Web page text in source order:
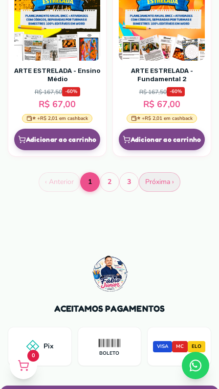
ARTE ESTRELADA - Ensino
Médio
R$ 167,50 -60%
R$ 67,00
⭐ +R$ 2,01 em cashback
Adicionar ao carrinho
ARTE ESTRELADA -
Fundamental 2
R$ 167,50 -60%
R$ 67,00
⭐ +R$ 2,01 em cashback
Adicionar ao carrinho
‹ Anterior 1 2 3 Próxima ›
ACEITAMOS PAGAMENTOS
Pix
BOLETO
VISA MC ELO
0